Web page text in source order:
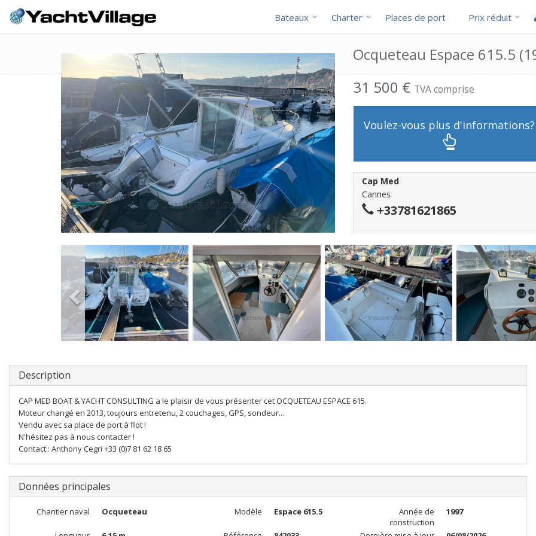
Bateaux Charter Places de port Prix réduit
Ocqueteau Espace 615.5
31 500 € TVA comprise
Voulez-vous plus d'informations?
Cap Med
Cannes
+33781621865
Description
CAP MED BOAT & YACHT CONSULTING a le plaisir de vous présenter cet OCQUETEAU ESPACE 615.
Moteur changé en 2013, toujours entretenu, 2 couchages, GPS, sondeur...
Vendu avec sa place de port à flot !
N'hésitez pas à nous contacter !
Contact : Anthony Cegri +33 (0)7 81 62 18 65
Données principales
Chantier naval Ocqueteau Modèle Espace 615.5
Année de
construction
1997